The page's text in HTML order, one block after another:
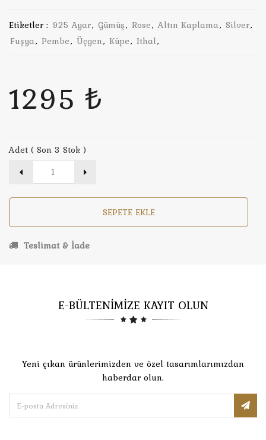
Etiketler : 925 Ayar, Gümüş, Rose, Altın Kaplama, Silver,
Fuşya, Pembe, Üçgen, Küpe, Ithal,
1295 ₺
Adet ( Son 3 Stok )
SEPETE EKLE
Teslimat & İade
E-BÜLTENİMİZE KAYIT OLUN
Yeni çıkan ürünlerimizden ve özel tasarımlarımızdan
haberdar olun.